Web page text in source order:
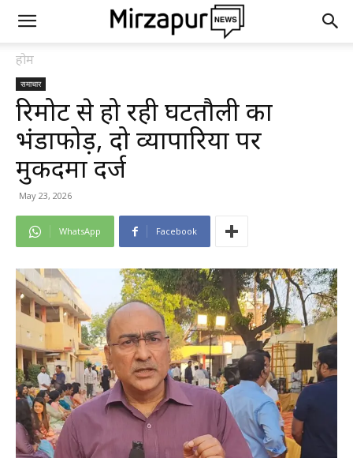
होम
समाचार
रिमोट से हो रही घटतौली का
भंडाफोड़, दो व्यापारियों पर
मुकदमा दर्ज
May 23, 2026
WhatsApp Facebook